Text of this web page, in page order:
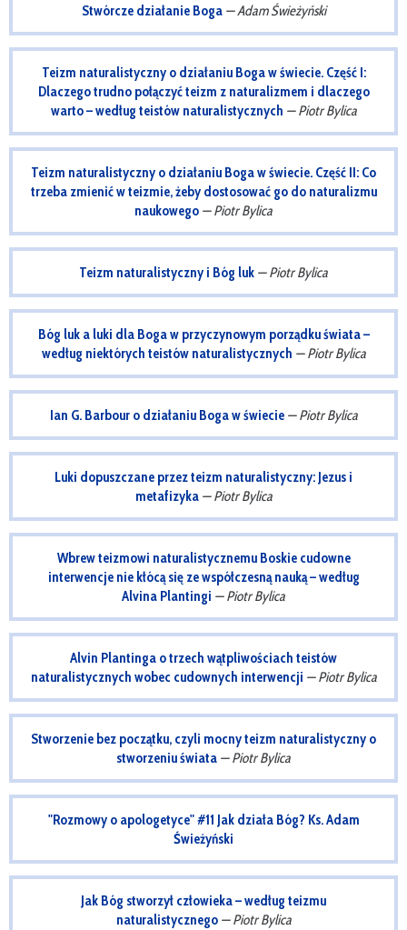
Stwórcze działanie Boga — Adam Świeżyński
Teizm naturalistyczny o działaniu Boga w świecie. Część I:
Dlaczego trudno połączyć teizm z naturalizmem i dlaczego
warto – według teistów naturalistycznych — Piotr Bylica
Teizm naturalistyczny o działaniu Boga w świecie. Część II: Co
trzeba zmienić w teizmie, żeby dostosować go do naturalizmu
naukowego — Piotr Bylica
Teizm naturalistyczny i Bóg luk — Piotr Bylica
Bóg luk a luki dla Boga w przyczynowym porządku świata –
według niektórych teistów naturalistycznych — Piotr Bylica
Ian G. Barbour o działaniu Boga w świecie — Piotr Bylica
Luki dopuszczane przez teizm naturalistyczny: Jezus i
metafizyka — Piotr Bylica
Wbrew teizmowi naturalistycznemu Boskie cudowne
interwencje nie kłócą się ze współczesną nauką – według
Alvina Plantingi — Piotr Bylica
Alvin Plantinga o trzech wątpliwościach teistów
naturalistycznych wobec cudownych interwencji — Piotr Bylica
Stworzenie bez początku, czyli mocny teizm naturalistyczny o
stworzeniu świata — Piotr Bylica
"Rozmowy o apologetyce" #11 Jak działa Bóg? Ks. Adam
Świeżyński
Jak Bóg stworzył człowieka – według teizmu
naturalistycznego — Piotr Bylica